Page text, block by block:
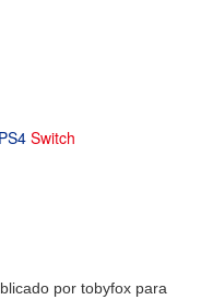
PS4 Switch
por tobyfox para